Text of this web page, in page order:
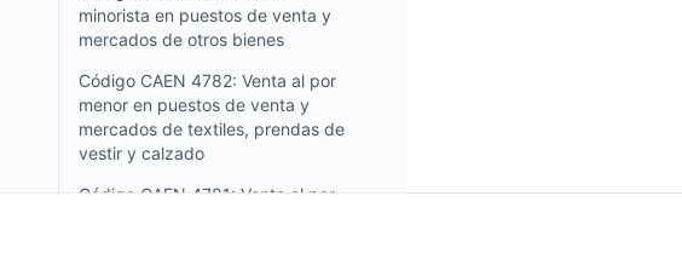
minorista en puestos de venta y
mercados de otros bienes
Código CAEN 4782: Venta al por
menor en puestos de venta y
mercados de textiles, prendas de
vestir y calzado
Código CAEN 4781: Venta al por